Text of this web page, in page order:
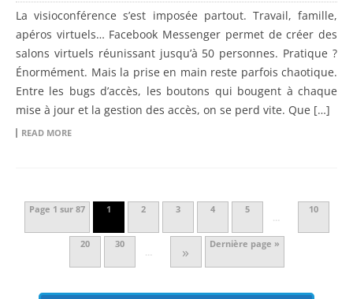
La visioconférence s’est imposée partout. Travail, famille,
apéros virtuels… Facebook Messenger permet de créer des
salons virtuels réunissant jusqu’à 50 personnes. Pratique ?
Énormément. Mais la prise en main reste parfois chaotique.
Entre les bugs d’accès, les boutons qui bougent à chaque
mise à jour et la gestion des accès, on se perd vite. Que […]
READ MORE
Page 1 sur 87 1 2 3 4 5
…
10
20 30
… » Dernière page »